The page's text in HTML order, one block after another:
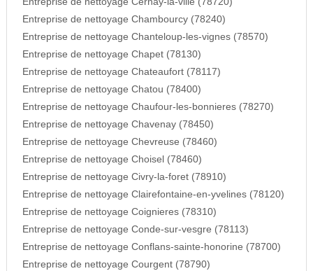
Entreprise de nettoyage Chambourcy (78240)
Entreprise de nettoyage Chanteloup-les-vignes (78570)
Entreprise de nettoyage Chapet (78130)
Entreprise de nettoyage Chateaufort (78117)
Entreprise de nettoyage Chatou (78400)
Entreprise de nettoyage Chaufour-les-bonnieres (78270)
Entreprise de nettoyage Chavenay (78450)
Entreprise de nettoyage Chevreuse (78460)
Entreprise de nettoyage Choisel (78460)
Entreprise de nettoyage Civry-la-foret (78910)
Entreprise de nettoyage Clairefontaine-en-yvelines (78120)
Entreprise de nettoyage Coignieres (78310)
Entreprise de nettoyage Conde-sur-vesgre (78113)
Entreprise de nettoyage Conflans-sainte-honorine (78700)
Entreprise de nettoyage Courgent (78790)